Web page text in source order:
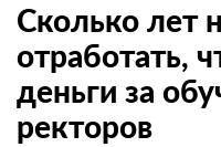
Сколько лет
отработать,
деньги за
ректоров